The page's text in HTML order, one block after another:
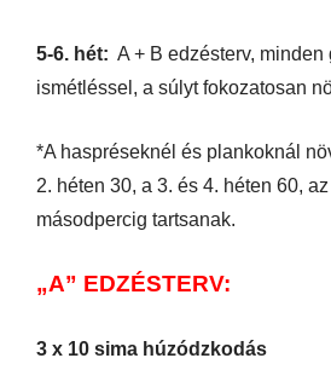
5-6. hét: A + B edzésterv, minden
ismétléssel, a súlyt fokozatosan
*A haspréseknél és plankoknál
2. héten 30, a 3. és 4. héten 60,
másodpercig tartsanak.
„A” EDZÉSTERV:
3 x 10 sima húzódzkodás